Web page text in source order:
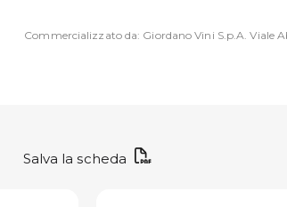
Commercializzato da: Giordano Vini S.p.A. Viale
Salva la scheda